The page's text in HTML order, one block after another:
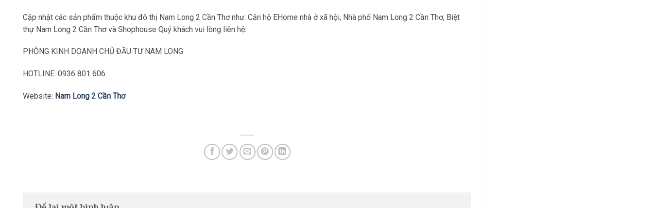
Cập nhật các sản phẩm thuộc khu đô thị Nam Long 2 Cần Thơ như: Căn hộ EHome nhà ở xã hội, Nhà phố Nam Long 2 Cần Thơ, Biệt
thự Nam Long 2 Cần Thơ và Shophouse Quý khách vui lòng liên hệ:
PHÒNG KINH DOANH CHỦ ĐẦU TƯ NAM LONG
HOTLINE: 0936 801 606
Website: Nam Long 2 Cần Thơ